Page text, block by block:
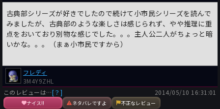
古典部シリーズが好きでしたので続けて小市民シリーズを読んで
みましたが、古典部のような楽しさは感じられず、やや推理に重
点をおいており別物な感じでした。。。主人公二人がちょっと暗
いかな。。。（まぁ小市民ですから）
フレディ
3M4Y9ZHL
このレビューは…[？]
ナイス!! ネタバレですよ 不正なレビュー
2014/05/10 16:31:01